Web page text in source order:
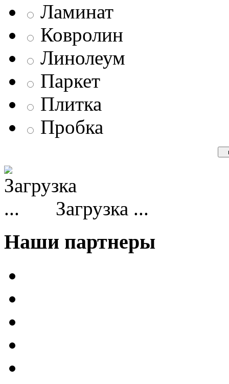
Ламинат
Ковролин
Линолеум
Паркет
Плитка
Пробка
Загрузка ...
Наши партнеры